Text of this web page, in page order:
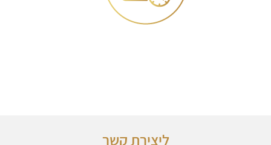
ליצירת קשר